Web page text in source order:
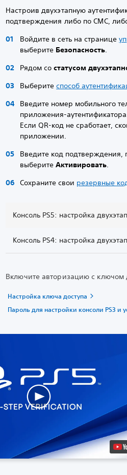
Настроив двухэтапную
подтверждения либо по СМС,
Войдите в сеть на странице
выберите Безопасность.
Рядом состатусом
Выберитеспособ
Введите номер мобильного
приложения-
Если QR-код не сработает,
приложении.
Введите код
выберитеАктивировать.
Сохраните свои резервные
Консоль PS5: настройка
Консоль PS4: настройка
Включите авторизацию с ключом
Настройка ключа доступа
Пароль для настройки консоли PS3 и